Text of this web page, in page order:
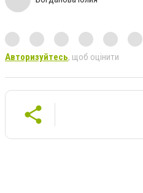
Авторизуйтесь, щоб оцінити